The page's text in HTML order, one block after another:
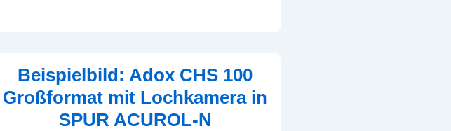
Beispielbild: Adox CHS 100
Großformat mit Lochkamera in
SPUR ACUROL-N